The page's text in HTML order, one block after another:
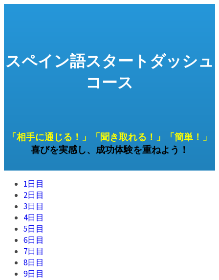
スペイン語スタートダッシュ
コース
「相手に通じる！」「聞き取れる！」「簡単！」
喜びを実感し、成功体験を重ねよう！
1日目
2日目
3日目
4日目
5日目
6日目
7日目
8日目
9日目